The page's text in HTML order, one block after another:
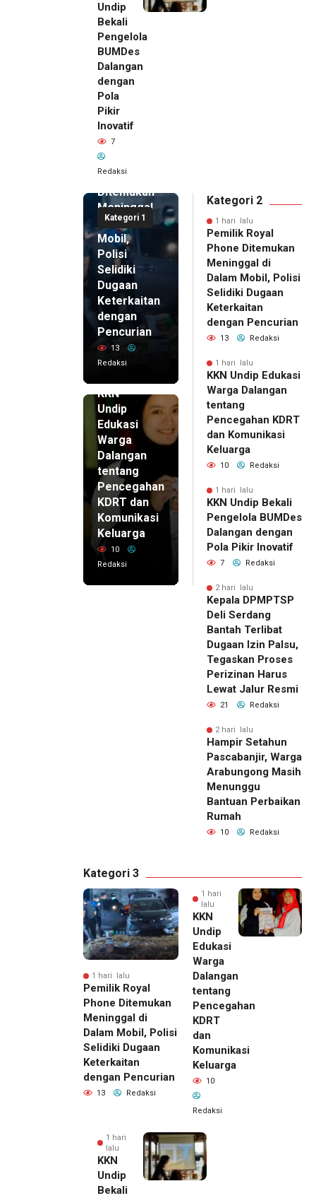
Undip
Bekali
Pengelola
BUMDes
Dalangan
dengan
Pola
Pikir
Inovatif
7
Redaksi
Kategori 1
Pemilik
Royal
Phone
Ditemukan
Meninggal
di Dalam
Mobil,
Polisi
Selidiki
Dugaan
Keterkaitan
dengan
Pencurian
13
Redaksi
KKN
Undip
Edukasi
Warga
Dalangan
tentang
Pencegahan
KDRT dan
Komunikasi
Keluarga
10
Redaksi
Kategori 2
1 hari lalu
Pemilik Royal
Phone Ditemukan
Meninggal di
Dalam Mobil, Polisi
Selidiki Dugaan
Keterkaitan
dengan Pencurian
13 Redaksi
1 hari lalu
KKN Undip Edukasi
Warga Dalangan
tentang
Pencegahan KDRT
dan Komunikasi
Keluarga
10 Redaksi
1 hari lalu
KKN Undip Bekali
Pengelola BUMDes
Dalangan dengan
Pola Pikir Inovatif
7 Redaksi
2 hari lalu
Kepala DPMPTSP
Deli Serdang
Bantah Terlibat
Dugaan Izin Palsu,
Tegaskan Proses
Perizinan Harus
Lewat Jalur Resmi
21 Redaksi
2 hari lalu
Hampir Setahun
Pascabanjir, Warga
Arabungong Masih
Menunggu
Bantuan Perbaikan
Rumah
10 Redaksi
Kategori 3
1 hari lalu
Pemilik Royal
Phone Ditemukan
Meninggal di
Dalam Mobil, Polisi
Selidiki Dugaan
Keterkaitan
dengan Pencurian
13 Redaksi
1 hari
lalu
KKN
Undip
Edukasi
Warga
Dalangan
tentang
Pencegahan
KDRT
dan
Komunikasi
Keluarga
10
Redaksi
1 hari
lalu
KKN
Undip
Bekali